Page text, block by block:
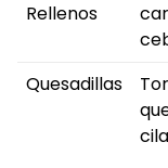
Rellenos
Quesadillas